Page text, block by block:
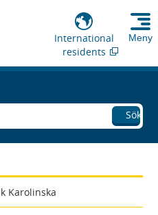
International
residents
Meny
Sök
Karolinska